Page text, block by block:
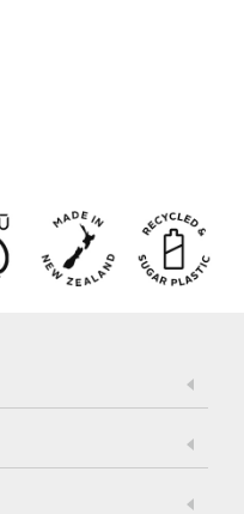
動物実験をしない